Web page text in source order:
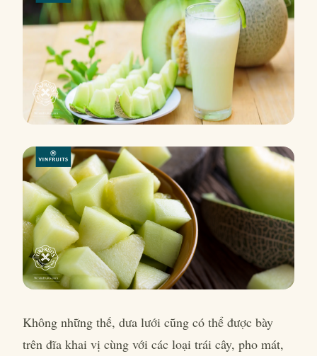
Không những thế, dưa lưới cũng có thể được bày
trên đĩa khai vị cùng với các loại trái cây, pho mát,